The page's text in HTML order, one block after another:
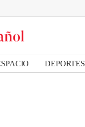
DEPORTES